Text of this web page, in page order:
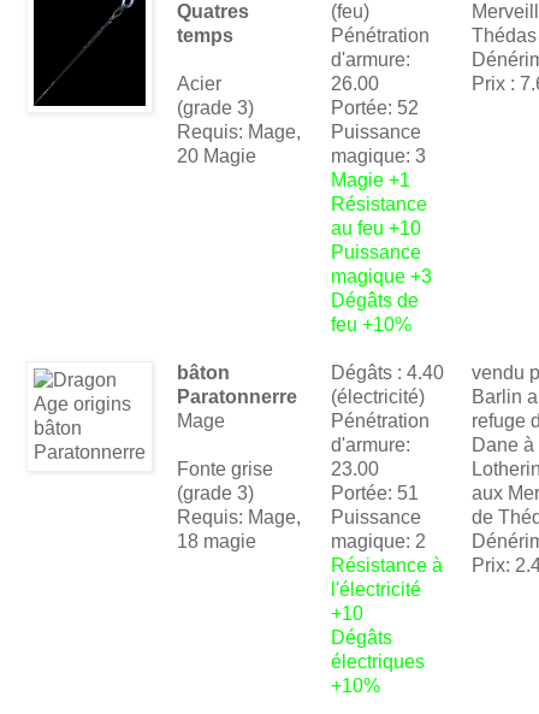
Quatres
temps
Acier
(grade 3)
Requis: Mage,
20 Magie
(feu)
Pénétration
d'armure:
26.00
Portée: 52
Puissance
magique: 3
Magie +1
Résistance
au feu +10
Puissance
magique +3
Dégâts de
feu +10%
Prix :
bâton
Paratonnerre
Mage
Fonte grise
(grade 3)
Requis: Mage,
18 magie
Dégâts : 4.40
(électricité)
Pénétration
d'armure:
23.00
Portée: 51
Puissance
magique: 2
Résistance à
l'électricité
+10
Dégâts
électriques
+10%
vendu
Barlin
refuge
Dane à
aux
de
Prix: